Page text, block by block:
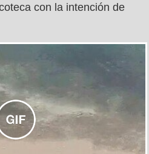
con la intención de